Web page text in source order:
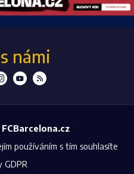
námi
FCBarcelona.cz
používáním s tím souhlasíte
GDPR